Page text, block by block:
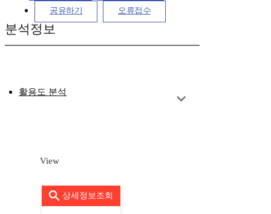
공유하기 오류접수
분석정보
활용도 분석
View
상세정보조회